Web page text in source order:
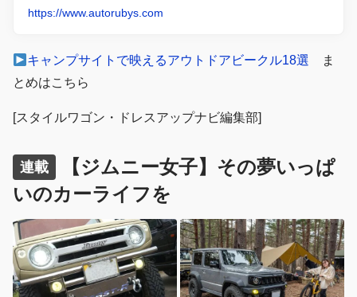
https://www.autorubys.com
キャンプサイトで映えるアウトドアビークル18選 ま
とめはこちら
[スタイルワゴン・ドレスアップナビ編集部]
連載
【ジムニー女子】その夢いっぱ
いのカーライフを